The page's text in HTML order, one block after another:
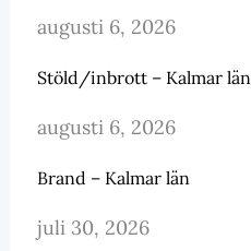
augusti 6, 2026
Stöld/inbrott – Kalmar län
augusti 6, 2026
Brand – Kalmar län
juli 30, 2026